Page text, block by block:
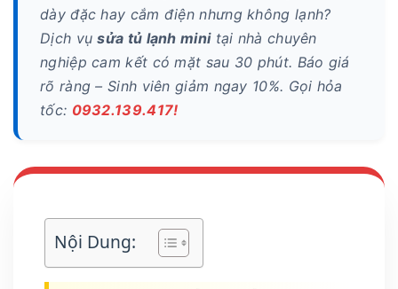
dày đặc hay cắm điện nhưng không lạnh?
Dịch vụsửa tủ lạnh minitại nhà chuyên
nghiệp cam kết có mặt sau 30 phút. Báo giá
rõ ràng – Sinh viên giảm ngay 10%. Gọi hỏa
tốc: 0932.139.417!
Nội Dung: